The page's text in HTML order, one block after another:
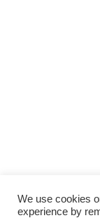
We use cookies
experience by